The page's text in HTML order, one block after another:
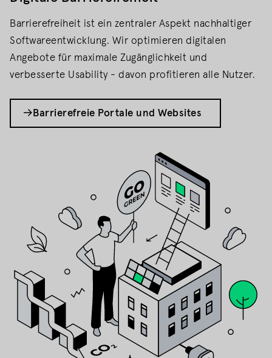
Barrierefreiheit ist ein zentraler Aspekt nachhaltiger
Softwareentwicklung. Wir optimieren digitalen
Angebote für maximale Zugänglichkeit und
verbesserte Usability - davon profitieren alle Nutzer.
Barrierefreie Portale und Websites